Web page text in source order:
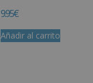
9.95€
Añadir al carrito